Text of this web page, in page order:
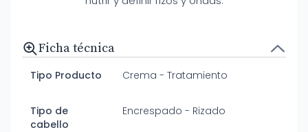
Ficha técnica
Tipo Producto Crema - Tratamiento
Tipo de
cabello
Encrespado - Rizado